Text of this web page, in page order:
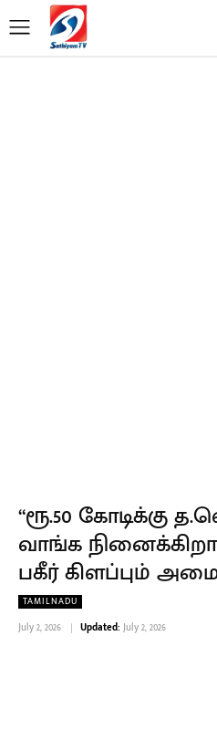
“ரூ.50 கோடிக்கு
வாங்க
பகீர் கிளப்பும்
TAMILNADU
July 2, 2026 Updated: July 2, 2026